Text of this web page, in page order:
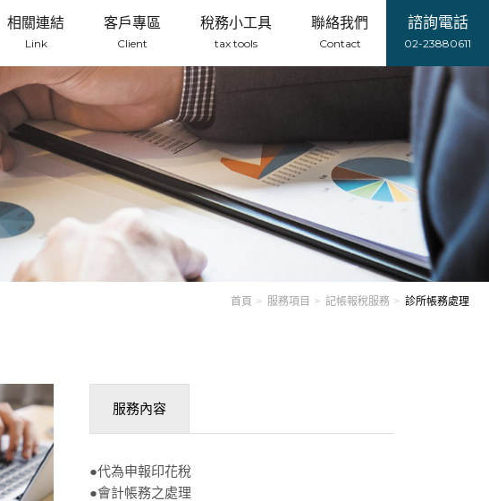
諮詢電話
02-23880611
相關連結
Link
客戶專區
Client
稅務小工具
tax tools
聯絡我們
Contact
首頁 服務項目 記帳報稅服務 診所帳務處理
服務內容
●代為申報印花稅
●會計帳務之處理